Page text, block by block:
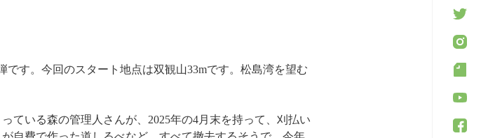
す。今回のスタート地点は双観山33mです。松島湾を望む
ている森の管理人さんが、2025年の4月末を持って、刈払い